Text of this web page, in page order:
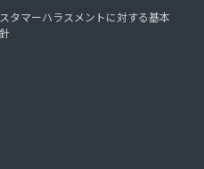
タマーハラスメントに対する基本